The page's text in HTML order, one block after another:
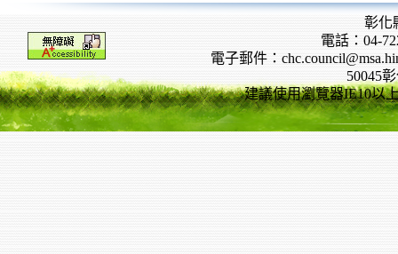
彰化
電話：04-
電子郵件：
50045
建議使用瀏覽器IE10以